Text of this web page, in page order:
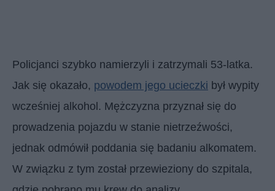
Policjanci szybko namierzyli i zatrzymali 53-latka.
Jak się okazało, powodem jego ucieczki był wypity
wcześniej alkohol. Mężczyzna przyznał się do
prowadzenia pojazdu w stanie nietrzeźwości,
jednak odmówił poddania się badaniu alkomatem.
W związku z tym został przewieziony do szpitala,